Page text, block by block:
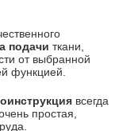
подачи ткани,
от выбранной
функцией.
всегда
простая,